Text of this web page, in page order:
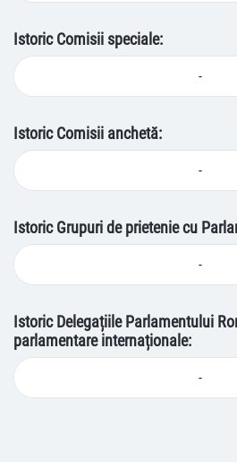
Istoric Comisii speciale:
-
Istoric Comisii anchetă:
-
Istoric Grupuri de prietenie cu
-
Istoric Delegațiile Parlamentului
parlamentare internaționale:
-